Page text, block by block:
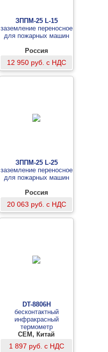
ЗППМ-25 L-15
заземление переносное
для пожарных машин
Россия
12 950 руб. с НДС
ЗППМ-25 L-25
заземление переносное
для пожарных машин
Россия
20 063 руб. с НДС
DT-8806H
бесконтактный
инфракрасный
термометр
CEM, Китай
1 897 руб. с НДС